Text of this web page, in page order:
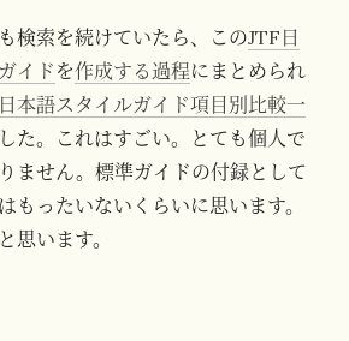
検索を続けていたら、このJTF日
イド を作成する過程にまとめられ
日本語スタイルガイド項目別比較一
た。これはすごい。とても個人で
ません。標準ガイドの付録として
もったいないくらいに思います。
思います。